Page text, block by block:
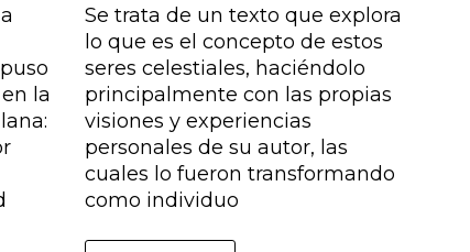
la
Se trata de un texto que explora
lo que es el concepto de estos
seres celestiales, haciéndolo
principalmente con las propias
visiones y experiencias
personales de su autor, las
cuales lo fueron transformando
como individuo